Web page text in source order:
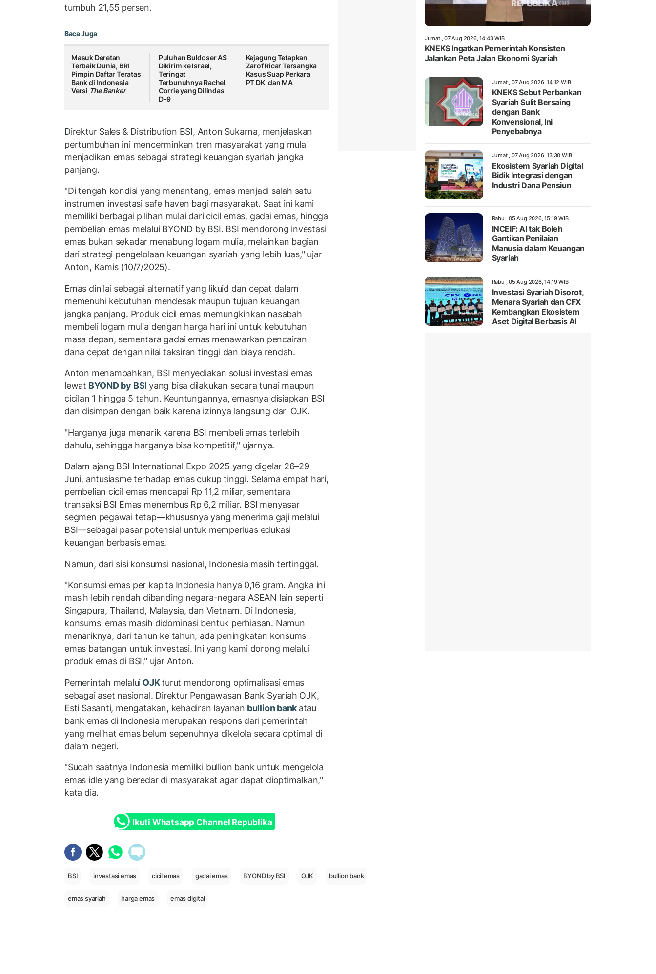
tumbuh 21,55 persen.
Baca Juga
Masuk Deretan
Terbaik Dunia, BRI
Pimpin Daftar Teratas
Bank di Indonesia
Versi The Banker
Puluhan Buldoser AS
Dikirim ke Israel,
Teringat
Terbunuhnya Rachel
Corrie yang Dilindas
D-9
Kejagung Tetapkan
Zarof Ricar Tersangka
Kasus Suap Perkara
PT DKI dan MA
Direktur Sales & Distribution BSI, Anton Sukarna, menjelaskan
pertumbuhan ini mencerminkan tren masyarakat yang mulai
menjadikan emas sebagai strategi keuangan syariah jangka
panjang.
"Di tengah kondisi yang menantang, emas menjadi salah satu
instrumen investasi safe haven bagi masyarakat. Saat ini kami
memiliki berbagai pilihan mulai dari cicil emas, gadai emas, hingga
pembelian emas melalui BYOND by BSI. BSI mendorong investasi
emas bukan sekadar menabung logam mulia, melainkan bagian
dari strategi pengelolaan keuangan syariah yang lebih luas," ujar
Anton, Kamis (10/7/2025).
Emas dinilai sebagai alternatif yang likuid dan cepat dalam
memenuhi kebutuhan mendesak maupun tujuan keuangan
jangka panjang. Produk cicil emas memungkinkan nasabah
membeli logam mulia dengan harga hari ini untuk kebutuhan
masa depan, sementara gadai emas menawarkan pencairan
dana cepat dengan nilai taksiran tinggi dan biaya rendah.
Anton menambahkan, BSI menyediakan solusi investasi emas
lewat BYOND by BSIyang bisa dilakukan secara tunai maupun
cicilan 1 hingga 5 tahun. Keuntungannya, emasnya disiapkan BSI
dan disimpan dengan baik karena izinnya langsung dari OJK.
"Harganya juga menarik karena BSI membeli emas terlebih
dahulu, sehingga harganya bisa kompetitif," ujarnya.
Dalam ajang BSI International Expo 2025 yang digelar 26–29
Juni, antusiasme terhadap emas cukup tinggi. Selama empat hari,
pembelian cicil emas mencapai Rp 11,2 miliar, sementara
transaksi BSI Emas menembus Rp 6,2 miliar. BSI menyasar
segmen pegawai tetap—khususnya yang menerima gaji melalui
BSI—sebagai pasar potensial untuk memperluas edukasi
keuangan berbasis emas.
Namun, dari sisi konsumsi nasional, Indonesia masih tertinggal.
"Konsumsi emas per kapita Indonesia hanya 0,16 gram. Angka ini
masih lebih rendah dibanding negara-negara ASEAN lain seperti
Singapura, Thailand, Malaysia, dan Vietnam. Di Indonesia,
konsumsi emas masih didominasi bentuk perhiasan. Namun
menariknya, dari tahun ke tahun, ada peningkatan konsumsi
emas batangan untuk investasi. Ini yang kami dorong melalui
produk emas di BSI," ujar Anton.
Pemerintah melalui OJKturut mendorong optimalisasi emas
sebagai aset nasional. Direktur Pengawasan Bank Syariah OJK,
Esti Sasanti, mengatakan, kehadiran layanan bullion bank atau
bank emas di Indonesia merupakan respons dari pemerintah
yang melihat emas belum sepenuhnya dikelola secara optimal di
dalam negeri.
"Sudah saatnya Indonesia memiliki bullion bank untuk mengelola
emas idle yang beredar di masyarakat agar dapat dioptimalkan,"
kata dia.
Ikuti Whatsapp Channel Republika
BSI investasi emas cicil emas gadai emas BYOND by BSI OJK bullion bank
emas syariah harga emas emas digital
Jumat , 07 Aug 2026, 14:43 WIB
KNEKS Ingatkan Pemerintah Konsisten
Jalankan Peta Jalan Ekonomi Syariah
Jumat , 07 Aug 2026, 14:12 WIB
KNEKS Sebut Perbankan
Syariah Sulit Bersaing
dengan Bank
Konvensional, Ini
Penyebabnya
Jumat , 07 Aug 2026, 13:30 WIB
Ekosistem Syariah Digital
Bidik Integrasi dengan
Industri Dana Pensiun
Rabu , 05 Aug 2026, 15:19 WIB
INCEIF: AI tak Boleh
Gantikan Penilaian
Manusia dalam Keuangan
Syariah
Rabu , 05 Aug 2026, 14:19 WIB
Investasi Syariah Disorot,
Menara Syariah dan CFX
Kembangkan Ekosistem
Aset Digital Berbasis AI